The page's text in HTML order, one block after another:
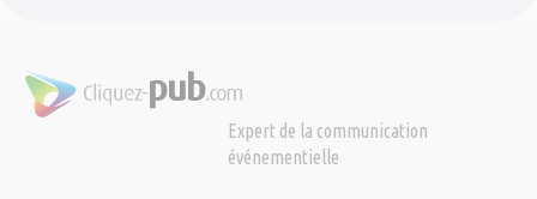
Expert de la communication
événementielle